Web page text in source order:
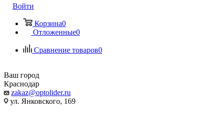
Войти
Корзина0
Отложенные0
Сравнение товаров0
Ваш город
Краснодар
zakaz@optolider.ru
ул. Янковского, 169